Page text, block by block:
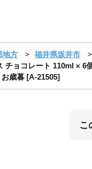
地方 福井県坂井市
チョコレート 110ml × 6
歳暮 [A-21505]
こ